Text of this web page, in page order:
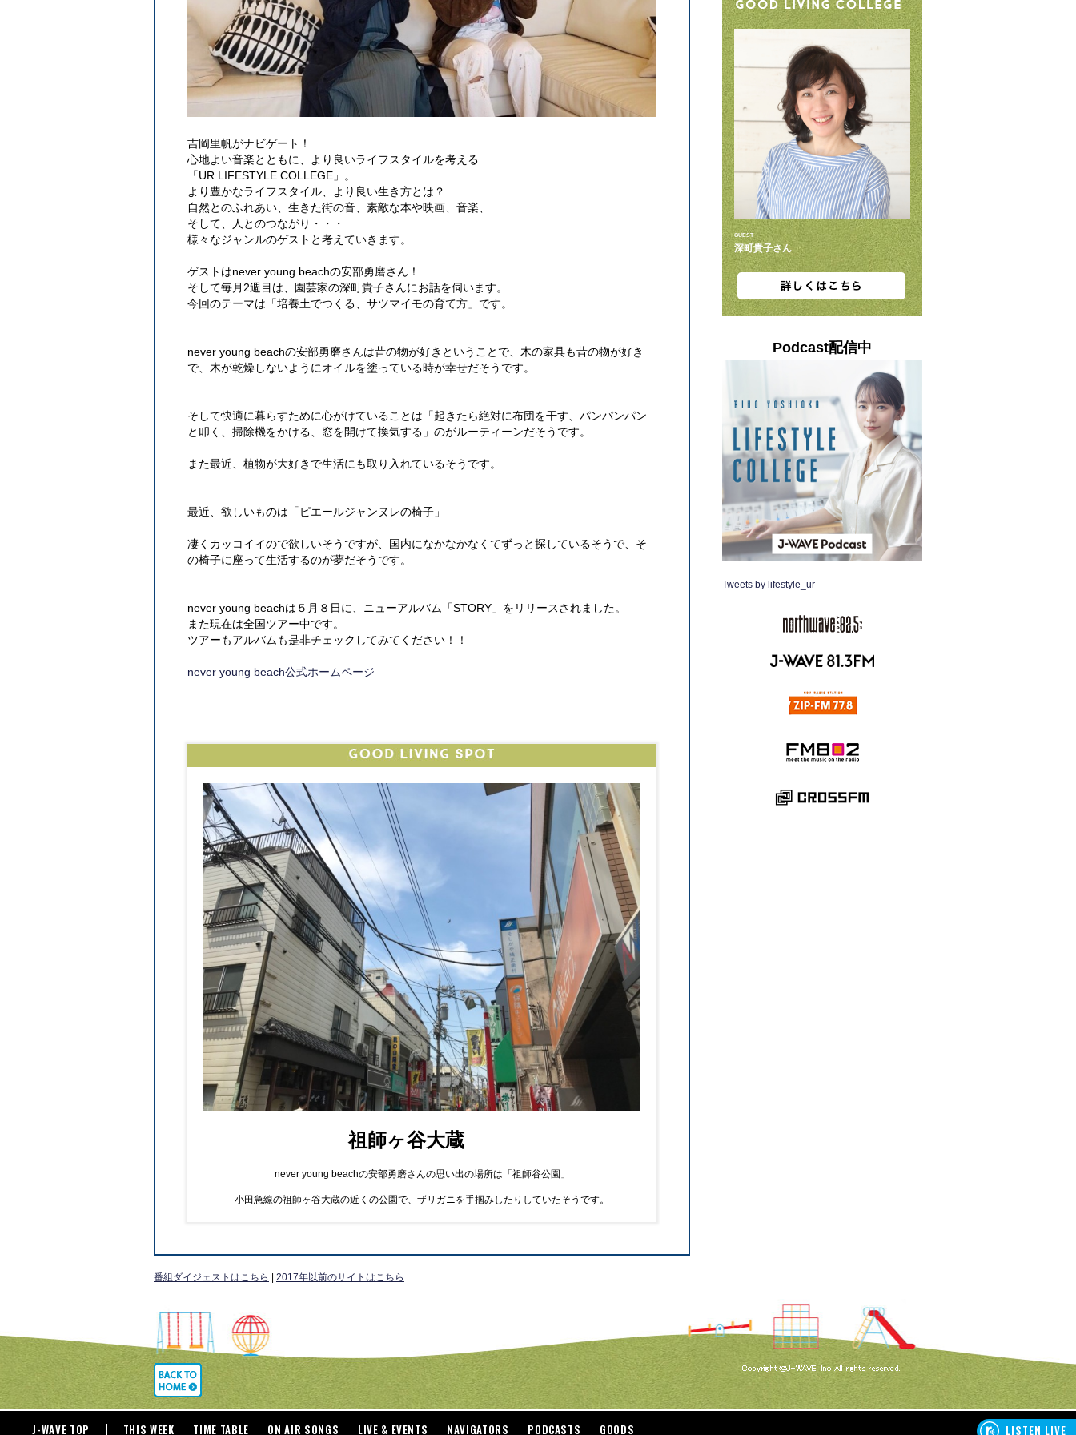
吉岡里帆がナビゲート！
心地よい音楽とともに、より良いライフスタイルを考える
「UR LIFESTYLE COLLEGE」。
より豊かなライフスタイル、より良い生き方とは？
自然とのふれあい、生きた街の音、素敵な本や映画、音楽、
そして、人とのつながり・・・
様々なジャンルのゲストと考えていきます。
ゲストはnever young beachの安部勇磨さん！
そして毎月2週目は、園芸家の深町貴子さんにお話を伺います。
今回のテーマは「培養土でつくる、サツマイモの育て方」です。
never young beachの安部勇磨さんは昔の物が好きということで、木の家具も昔の物が好き
で、木が乾燥しないようにオイルを塗っている時が幸せだそうです。
そして快適に暮らすために心がけていることは「起きたら絶対に布団を干す、パンパンパン
と叩く、掃除機をかける、窓を開けて換気する」のがルーティーンだそうです。
また最近、植物が大好きで生活にも取り入れているそうです。
最近、欲しいものは「ピエールジャンヌレの椅子」
凄くカッコイイので欲しいそうですが、国内になかなかなくてずっと探しているそうで、そ
の椅子に座って生活するのが夢だそうです。
never young beachは５月８日に、ニューアルバム「STORY」をリリースされました。
また現在は全国ツアー中です。
ツアーもアルバムも是非チェックしてみてください！！
never young beach公式ホームページ
祖師ヶ谷大蔵
never young beachの安部勇磨さんの思い出の場所は「祖師谷公園」
小田急線の祖師ヶ谷大蔵の近くの公園で、ザリガニを手掴みしたりしていたそうです。
番組ダイジェストはこちら 2017年以前のサイトはこちら
GUEST
深町貴子さん
Podcast配信中
Tweets by lifestyle_ur
J-WAVE TOP THIS WEEK TIME TABLE ON AIR SONGS LIVE & EVENTS NAVIGATORS PODCASTS GOODS